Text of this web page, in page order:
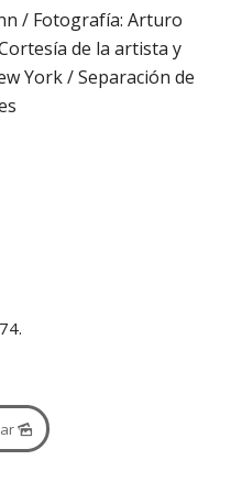
/ Fotografía: Arturo
de la artista y
York / Separación de